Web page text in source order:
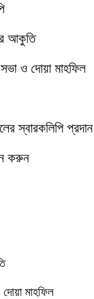
আকুতি
ও দোয়া মাহফিল
স্বারকলিপি প্রদান
করুন
মাহফিল